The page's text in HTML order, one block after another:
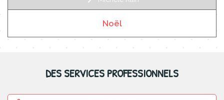
Noël
DES SERVICES PROFESSIONNELS